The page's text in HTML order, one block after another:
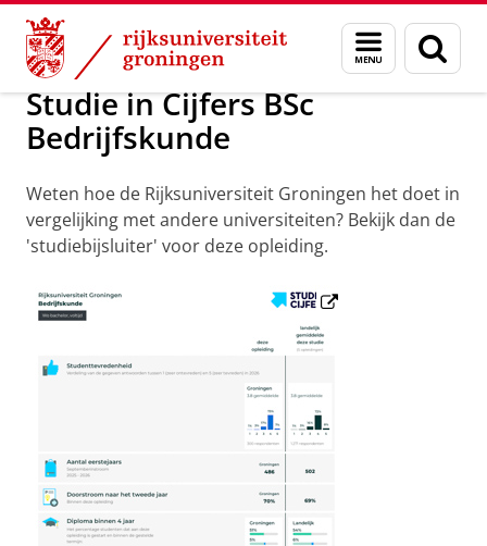
Skip
Content
Skip
Navigation
Menu
en
zoeken
Onderwijs Bedrijfskunde
Studie in Cijfers BSc
Bedrijfskunde
Weten hoe de Rijksuniversiteit Groningen het doet in
vergelijking met andere universiteiten? Bekijk dan de
'studiebijsluiter' voor deze opleiding.